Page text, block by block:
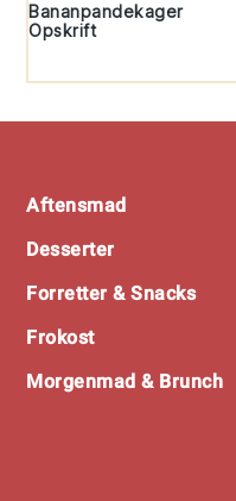
Bananpandekager
Opskrift
Aftensmad
Desserter
Forretter & Snacks
Frokost
Morgenmad & Brunch